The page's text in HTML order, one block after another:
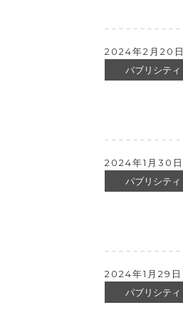
2024年2月20日
パブリシティ
2024年1月30日
パブリシティ
2024年1月29日
パブリシティ